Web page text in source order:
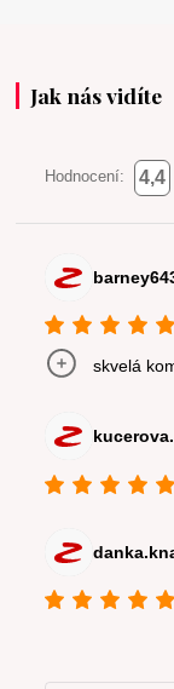
Jak nás vidíte